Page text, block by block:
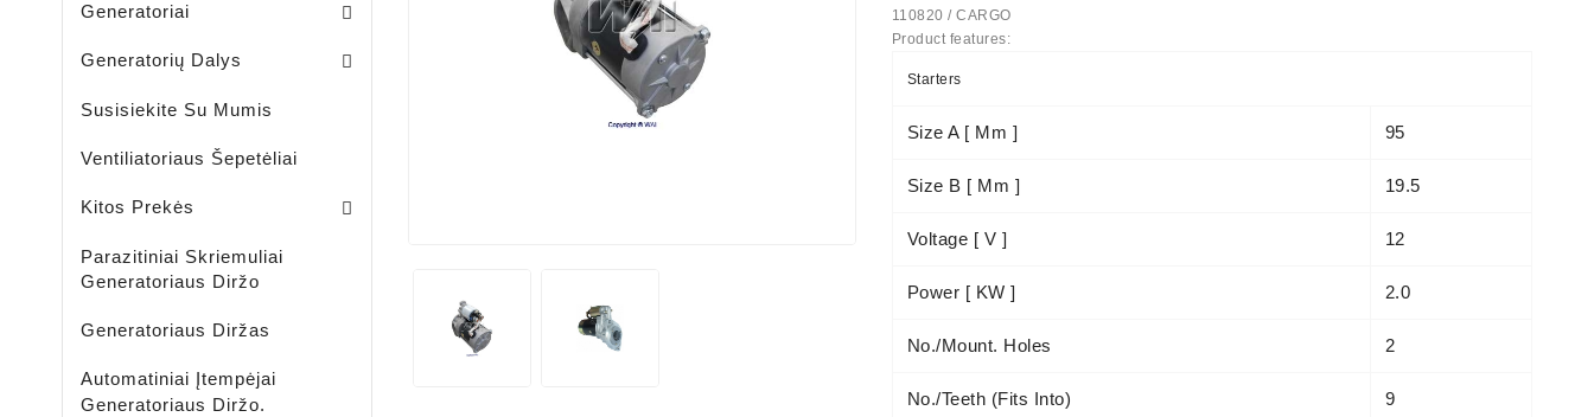
Generatoriai
Generatorių Dalys
Susisiekite Su Mumis
Ventiliatoriaus Šepetėliai
Kitos Prekės
Parazitiniai Skriemuliai
Generatoriaus Diržo
Generatoriaus Diržas
Automatiniai Įtempėjai
Generatoriaus Diržo.
110820 / CARGO
Product features:
Starters
Size A [ Mm ] 95
Size B [ Mm ] 19.5
Voltage [ V ] 12
Power [ KW ] 2.0
No./mount. Holes 2
No./teeth (fits Into) 9